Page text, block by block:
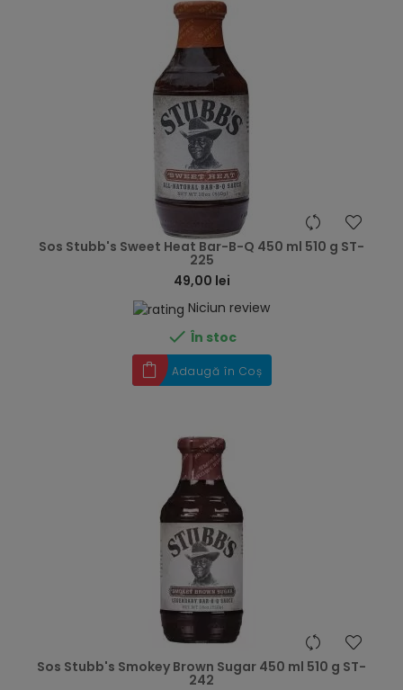
Sos Stubb's Sweet Heat Bar-B-Q 450 ml 510 g ST-
225
49,00 lei
Niciun review
 În stoc
Adaugă în Coș
Sos Stubb's Smokey Brown Sugar 450 ml 510 g ST-
242